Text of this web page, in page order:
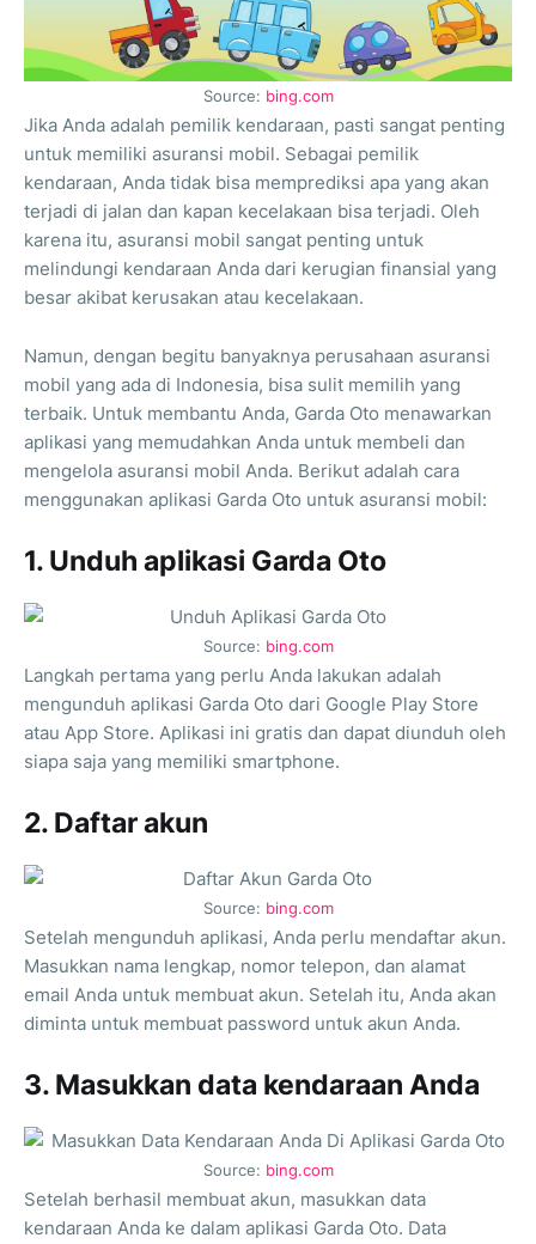
Source: bing.com
Jika Anda adalah pemilik kendaraan, pasti sangat penting
untuk memiliki asuransi mobil. Sebagai pemilik
kendaraan, Anda tidak bisa memprediksi apa yang akan
terjadi di jalan dan kapan kecelakaan bisa terjadi. Oleh
karena itu, asuransi mobil sangat penting untuk
melindungi kendaraan Anda dari kerugian finansial yang
besar akibat kerusakan atau kecelakaan.
Namun, dengan begitu banyaknya perusahaan asuransi
mobil yang ada di Indonesia, bisa sulit memilih yang
terbaik. Untuk membantu Anda, Garda Oto menawarkan
aplikasi yang memudahkan Anda untuk membeli dan
mengelola asuransi mobil Anda. Berikut adalah cara
menggunakan aplikasi Garda Oto untuk asuransi mobil:
1. Unduh aplikasi Garda Oto
Source: bing.com
Langkah pertama yang perlu Anda lakukan adalah
mengunduh aplikasi Garda Oto dari Google Play Store
atau App Store. Aplikasi ini gratis dan dapat diunduh oleh
siapa saja yang memiliki smartphone.
2. Daftar akun
Source: bing.com
Setelah mengunduh aplikasi, Anda perlu mendaftar akun.
Masukkan nama lengkap, nomor telepon, dan alamat
email Anda untuk membuat akun. Setelah itu, Anda akan
diminta untuk membuat password untuk akun Anda.
3. Masukkan data kendaraan Anda
Source: bing.com
Setelah berhasil membuat akun, masukkan data
kendaraan Anda ke dalam aplikasi Garda Oto. Data